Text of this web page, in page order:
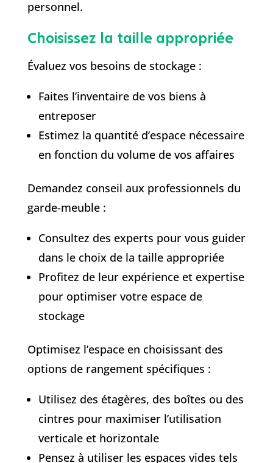
personnel.
Choisissez la taille appropriée
Évaluez vos besoins de stockage :
Faites l’inventaire de vos biens à
entreposer
Estimez la quantité d’espace nécessaire
en fonction du volume de vos affaires
Demandez conseil aux professionnels du
garde-meuble :
Consultez des experts pour vous guider
dans le choix de la taille appropriée
Profitez de leur expérience et expertise
pour optimiser votre espace de
stockage
Optimisez l’espace en choisissant des
options de rangement spécifiques :
Utilisez des étagères, des boîtes ou des
cintres pour maximiser l’utilisation
verticale et horizontale
Pensez à utiliser les espaces vides tels